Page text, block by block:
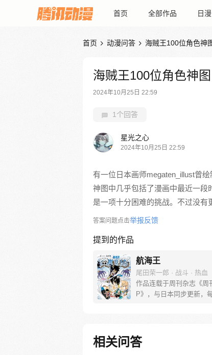
首页 全部作品 日漫
首页  动漫问答  海贼王100位角色神
海贼王100位角色神图
2024年10月25日 22:59
1个回答
星光之心
2024年10月25日 22:59
有一位日本画师megaten_illust曾
神图中几乎包括了漫画中最近一
是一项十分困难的挑战。不过没有
答案问题点击举报反馈
提到的作品
航海王
尾田荣一郎 · 战斗 · 热血
作品连载于周刊杂志《周
P》，与日本同步更新，
子无法游泳的代价。十年
现与因救他而断臂的杰克
相关问答